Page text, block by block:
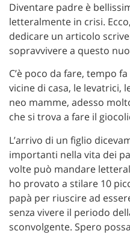
Diventare padre è
letteralmente in crisi.
dedicare un articolo
sopravvivere a questo
C’è poco da fare, tempo
vicine di casa, le levatrici,
neo mamme, adesso
che si trova a fare il
L’arrivo di un figlio
importanti nella vita dei
volte può mandare
ho provato a stilare 10
papà per riuscire ad
senza vivere il periodo
sconvolgente. Spero